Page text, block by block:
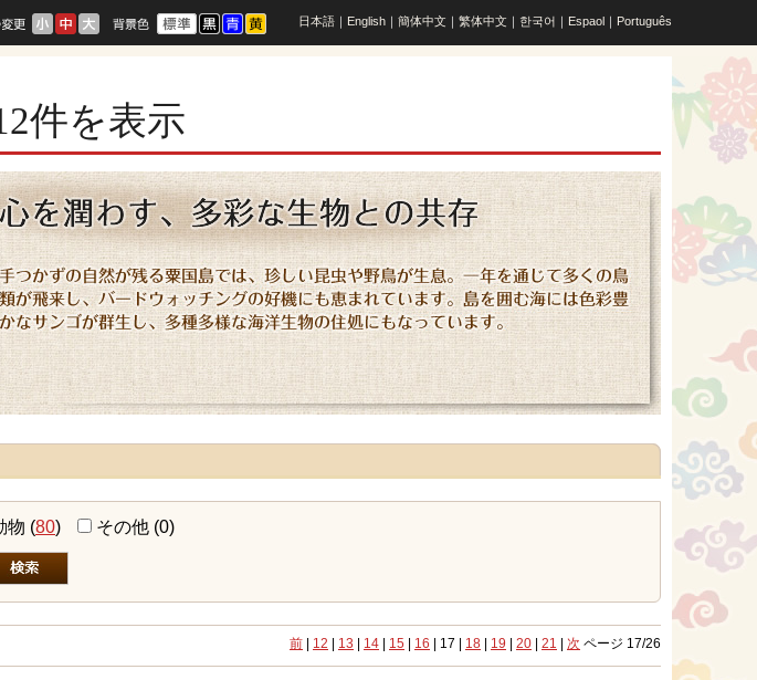
日本語 ｜ English ｜ 簡体中文 ｜ 繁体中文 ｜ 한국어 ｜ Espaol ｜ Português
件を表示
物 (80) その他 (0)
前 12 13 14 15 16 | 17 | 18 19 20 21 次 ページ 17/26